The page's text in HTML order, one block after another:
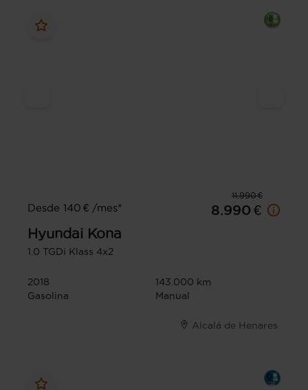
11.990 €
Desde 140 € /mes*
8.990 €
Hyundai Kona
1.0 TGDi Klass 4x2
2018
143.000 km
Gasolina
Manual
Alcalá de Henares